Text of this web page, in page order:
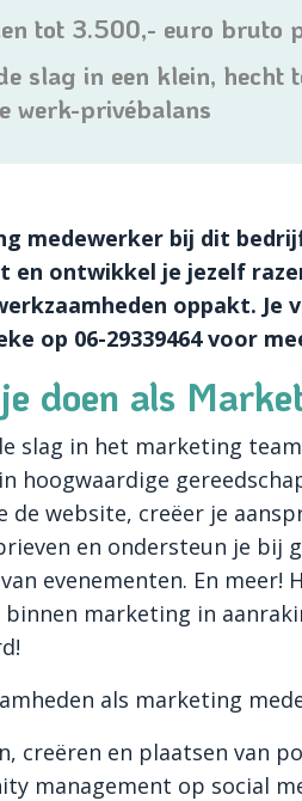
tot 3.500,- euro bruto
slag in een klein, hecht
werk-privébalans
medewerker bij dit
en ontwikkel je jezelf
oppakt. Je
op 06-29339464 voor
doen als
slag in het marketing
hoogwaardige
de website, creëer je
en ondersteun je bij
evenementen. En
marketing in
als marketing
creëren en plaatsen van
management op social